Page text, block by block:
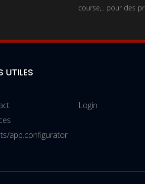
course,.. pour des
UTILES
app.configurator
Login